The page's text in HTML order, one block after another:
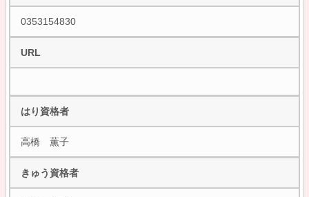
0353154830
URL
はり資格者
高橋 薫子
きゅう資格者